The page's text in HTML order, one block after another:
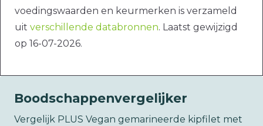
voedingswaarden en keurmerken is verzameld
uit verschillende databronnen. Laatst gewijzigd
op 16-07-2026.
Boodschappenvergelijker
Vergelijk PLUS Vegan gemarineerde kipfilet met